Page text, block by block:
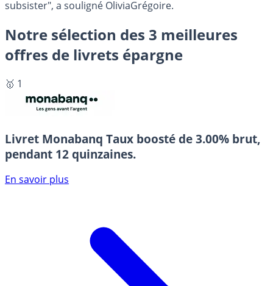
subsister", a souligné OliviaGrégoire.
Notre sélection des 3 meilleures
offres de livrets épargne
🥇 1
Livret Monabanq Taux boosté de 3.00% brut,
pendant 12 quinzaines.
En savoir plus